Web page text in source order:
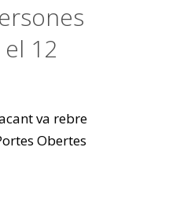
12
va rebre
Obertes